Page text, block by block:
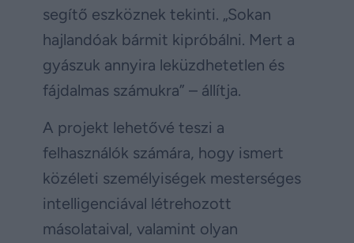
segítő eszköznek tekinti. „Sokan
hajlandóak bármit kipróbálni. Mert a
gyászuk annyira leküzdhetetlen és
fájdalmas számukra” – állítja.
A projekt lehetővé teszi a
felhasználók számára, hogy ismert
közéleti személyiségek mesterséges
intelligenciával létrehozott
másolataival, valamint olyan